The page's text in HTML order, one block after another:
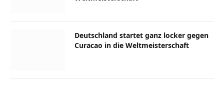
Deutschland startet ganz locker gegen
Curacao in die Weltmeisterschaft